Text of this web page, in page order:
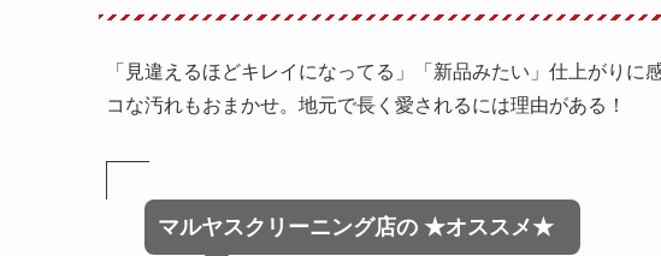
「見違えるほどキレイになってる」「新品みたい」仕上がり
コな汚れもおまかせ。地元で長く愛されるには理由がある！
マルヤスクリーニング店の ★オススメ★